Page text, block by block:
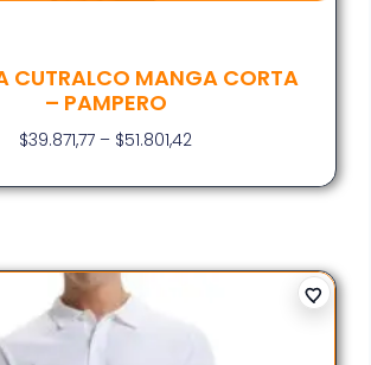
CUTRALCO MANGA CORTA
– PAMPERO
$39.871,77 – $51.801,42